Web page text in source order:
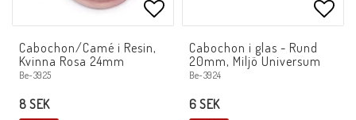
Lägg till i favoritlistan
Cabochon/Camé i Resin,
Kvinna Rosa 24mm
Be-3925
8 SEK
Cabochon i glas - Rund
20mm, Miljö Universum
Be-3924
6 SEK